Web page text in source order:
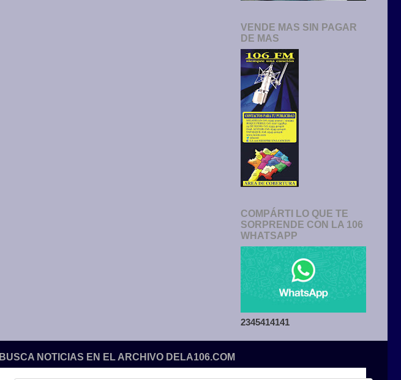
VENDE MAS SIN PAGAR
DE MAS
COMPÁRTI LO QUE TE
SORPRENDE CON LA 106
WHATSAPP
2345414141
BUSCA NOTICIAS EN EL ARCHIVO DELA106.COM